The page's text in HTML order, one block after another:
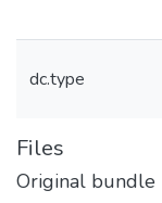
dc.type
Files
Original bundle